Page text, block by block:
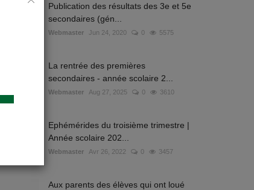
Publication des résultats des 3e et 5e
secondaires (gén...
Webmaster Jun 24, 2020 0 5575
La rentrée des premières
secondaires - année scolaire 2...
Webmaster Aug 27, 2025 0 3610
Ephémérides du troisième trimestre |
Année scolaire 202...
Webmaster Avr 26, 2022 0 3457
Aux parents des élèves qui ont loué